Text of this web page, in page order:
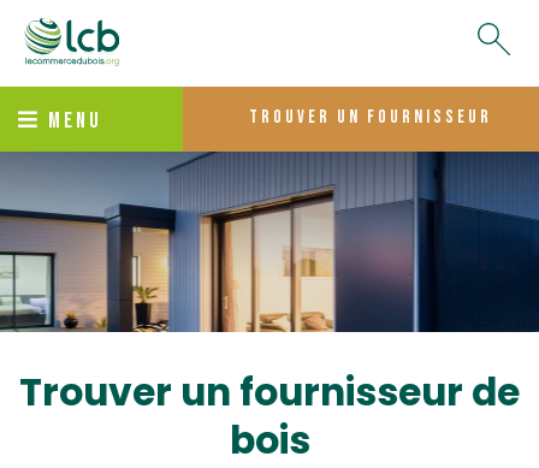
MENU trouver un fournisseur
Trouver un fournisseur de
bois